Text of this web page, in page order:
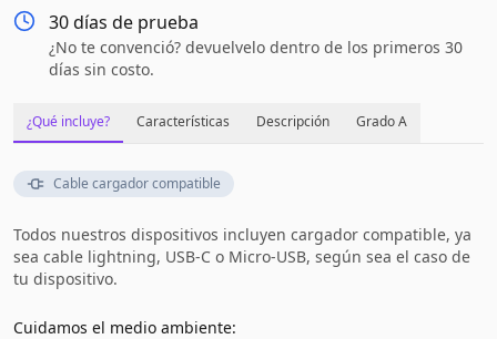
30 días de prueba
¿No te convenció? devuelvelo dentro de los primeros 30
días sin costo.
¿Qué incluye? Características Descripción Grado A
Cable cargador compatible
Todos nuestros dispositivos incluyen cargador compatible, ya
sea cable lightning, USB-C o Micro-USB, según sea el caso de
tu dispositivo.
Cuidamos el medio ambiente: